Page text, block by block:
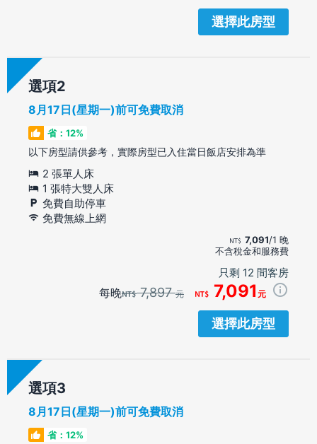
選擇此房型
選項
8月17日(星期一)前可免費取消
省：12%
以下房型請供參考，實際房型已入住當日飯店安排為準
2 張單人床
1 張特大雙人床
免費自助停車
免費無線上網
7,091/1 晚
不含稅金和服務費
只剩 12 間客房
每晚 7,897元 7,091 元
選擇此房型
選項
8月17日(星期一)前可免費取消
省：12%